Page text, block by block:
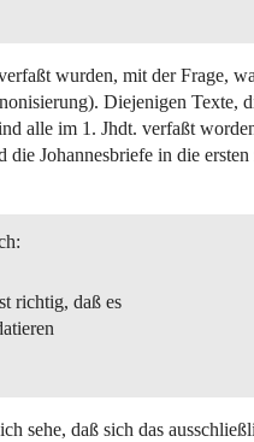
wurden, mit der Frage,
Diejenigen Texte,
alle im 1. Jhdt. verfaßt
Johannesbriefe in die
richtig, daß es
sehe, daß sich das